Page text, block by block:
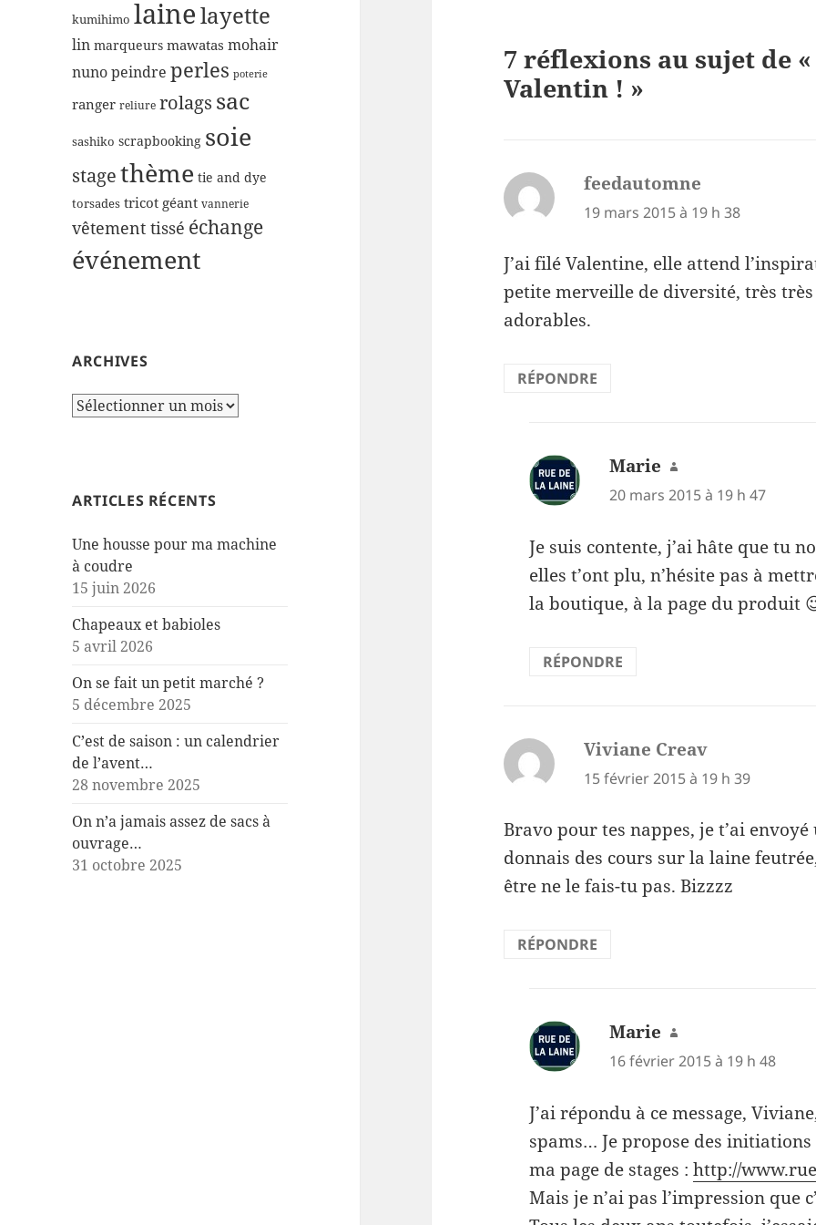
kumihimo lainelayette
lin marqueurs mawatas mohair
nunopeindre perles poterie
ranger reliure rolags sac
sashiko scrapbooking soie
stagethème tie and dye
torsades tricot géant vannerie
vêtement tissé échange
événement
ARCHIVES
Archives
ARTICLES RÉCENTS
Une housse pour ma machine
à coudre
15 juin 2026
Chapeaux et babioles
5 avril 2026
On se fait un petit marché ?
5 décembre 2025
C’est de saison : un calendrier
de l’avent…
28 novembre 2025
On n’a jamais assez de sacs à
ouvrage…
31 octobre 2025
7 réflexions au sujet de «
Valentin ! »
feedautomne
19 mars 2015 à 19 h 38
J’ai filé Valentine, elle attend
petite merveille de diversité, très
adorables.
RÉPONDRE
Marie dit :
20 mars 2015 à 19 h 47
Je suis contente, j’ai hâte que tu
elles t’ont plu, n’hésite pas à
la boutique, à la page du produit
RÉPONDRE
Viviane Creav
15 février 2015 à 19 h 39
Bravo pour tes nappes, je t’ai
donnais des cours sur la laine
être ne le fais-tu pas. Bizzzz
RÉPONDRE
Marie dit :
16 février 2015 à 19 h 48
J’ai répondu à ce message,
spams… Je propose des
ma page de stages :http://
Mais je n’ai pas l’impression que